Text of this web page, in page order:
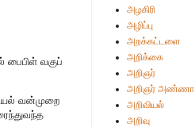
பைபிள் வகுப்
வன்முறை
அழகிரி
அழிப்பு
அறக்கட்டளை
அறிக்கை
அறிஞர்
அறிஞர் அண்ணா
அறிவியல்
அறிவு